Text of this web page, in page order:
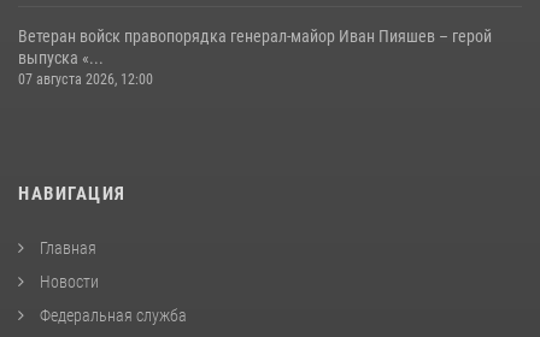
Ветеран войск правопорядка генерал-майор Иван Пияшев – герой
выпуска «...
07 августа 2026, 12:00
НАВИГАЦИЯ
Главная
Новости
Федеральная служба